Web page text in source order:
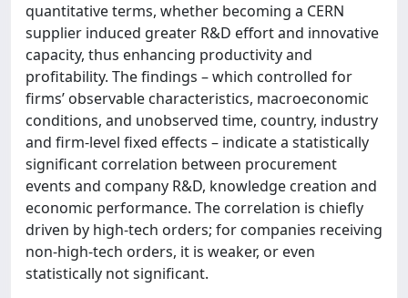
quantitative terms, whether becoming a CERN
supplier induced greater R&D effort and innovative
capacity, thus enhancing productivity and
profitability. The findings – which controlled for
firms’ observable characteristics, macroeconomic
conditions, and unobserved time, country, industry
and firm-level fixed effects – indicate a statistically
significant correlation between procurement
events and company R&D, knowledge creation and
economic performance. The correlation is chiefly
driven by high-tech orders; for companies receiving
non-high-tech orders, it is weaker, or even
statistically not significant.